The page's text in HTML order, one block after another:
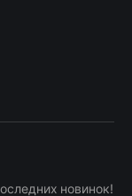
новинок!